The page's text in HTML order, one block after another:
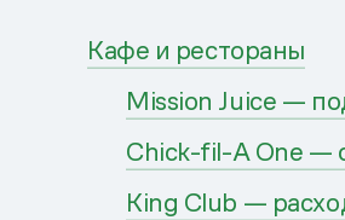
Кафе и рестораны
Mission Juice —
Chick-fil-A One —
King Club —